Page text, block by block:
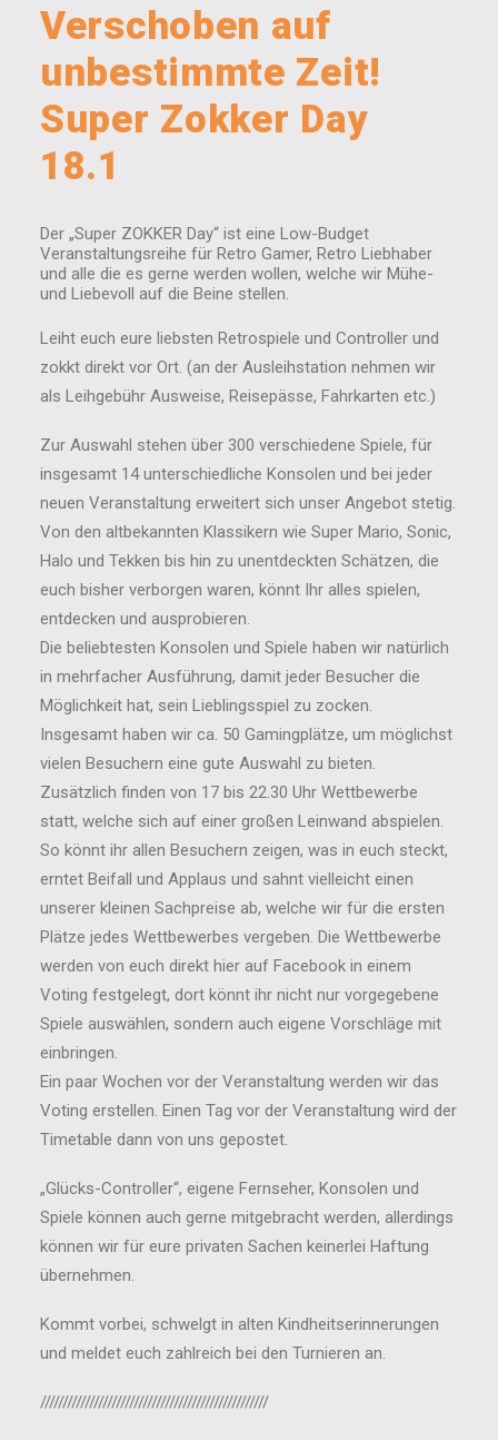
Verschoben auf
unbestimmte Zeit!
Super Zokker Day
18.1
Der „Super ZOKKER Day“ ist eine Low-Budget
Veranstaltungsreihe für Retro Gamer, Retro Liebhaber
und alle die es gerne werden wollen, welche wir Mühe-
und Liebevoll auf die Beine stellen.
Leiht euch eure liebsten Retrospiele und Controller und
zokkt direkt vor Ort. (an der Ausleihstation nehmen wir
als Leihgebühr Ausweise, Reisepässe, Fahrkarten etc.)
Zur Auswahl stehen über 300 verschiedene Spiele, für
insgesamt 14 unterschiedliche Konsolen und bei jeder
neuen Veranstaltung erweitert sich unser Angebot stetig.
Von den altbekannten Klassikern wie Super Mario, Sonic,
Halo und Tekken bis hin zu unentdeckten Schätzen, die
euch bisher verborgen waren, könnt Ihr alles spielen,
entdecken und ausprobieren.
Die beliebtesten Konsolen und Spiele haben wir natürlich
in mehrfacher Ausführung, damit jeder Besucher die
Möglichkeit hat, sein Lieblingsspiel zu zocken.
Insgesamt haben wir ca. 50 Gamingplätze, um möglichst
vielen Besuchern eine gute Auswahl zu bieten.
Zusätzlich finden von 17 bis 22.30 Uhr Wettbewerbe
statt, welche sich auf einer großen Leinwand abspielen.
So könnt ihr allen Besuchern zeigen, was in euch steckt,
erntet Beifall und Applaus und sahnt vielleicht einen
unserer kleinen Sachpreise ab, welche wir für die ersten
Plätze jedes Wettbewerbes vergeben. Die Wettbewerbe
werden von euch direkt hier auf Facebook in einem
Voting festgelegt, dort könnt ihr nicht nur vorgegebene
Spiele auswählen, sondern auch eigene Vorschläge mit
einbringen.
Ein paar Wochen vor der Veranstaltung werden wir das
Voting erstellen. Einen Tag vor der Veranstaltung wird der
Timetable dann von uns gepostet.
„Glücks-Controller“, eigene Fernseher, Konsolen und
Spiele können auch gerne mitgebracht werden, allerdings
können wir für eure privaten Sachen keinerlei Haftung
übernehmen.
Kommt vorbei, schwelgt in alten Kindheitserinnerungen
und meldet euch zahlreich bei den Turnieren an.
///////////////////////////////////////////////////